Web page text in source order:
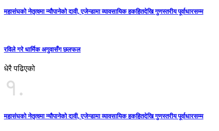
महासंघको नेतृत्वमा न्यौपानेको दावी, एजेन्डामा व्यावसायिक हकहितदेखि गुणस्तरीय पूर्वाधारसम्म
रविले गरे धार्मिक अगुवासँग छलफल
धेरै पढिएको
१.
महासंघको नेतृत्वमा न्यौपानेको दावी, एजेन्डामा व्यावसायिक हकहितदेखि गुणस्तरीय पूर्वाधारसम्म